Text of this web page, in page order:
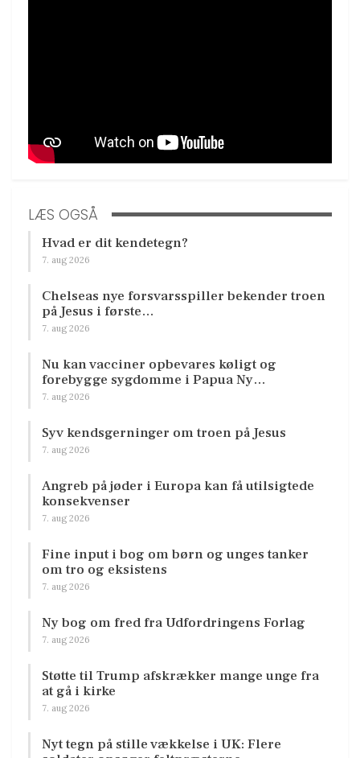
LÆS OGSÅ
Hvad er dit kendetegn?
7. aug 2026
Chelseas nye forsvarsspiller bekender troen
på Jesus i første…
7. aug 2026
Nu kan vacciner opbevares køligt og
forebygge sygdomme i Papua Ny…
7. aug 2026
Syv kendsgerninger om troen på Jesus
7. aug 2026
Angreb på jøder i Europa kan få utilsigtede
konsekvenser
7. aug 2026
Fine input i bog om børn og unges tanker
om tro og eksistens
7. aug 2026
Ny bog om fred fra Udfordringens Forlag
7. aug 2026
Støtte til Trump afskrækker mange unge fra
at gå i kirke
7. aug 2026
Nyt tegn på stille vækkelse i UK: Flere